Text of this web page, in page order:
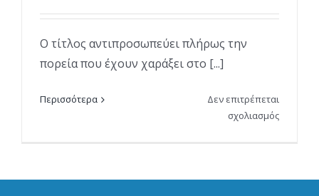
Ο τίτλος αντιπροσωπεύει πλήρως την
πορεία που έχουν χαράξει στο [...]
Περισσότερα
Δεν επιτρέπεται
σχολιασμόςστο